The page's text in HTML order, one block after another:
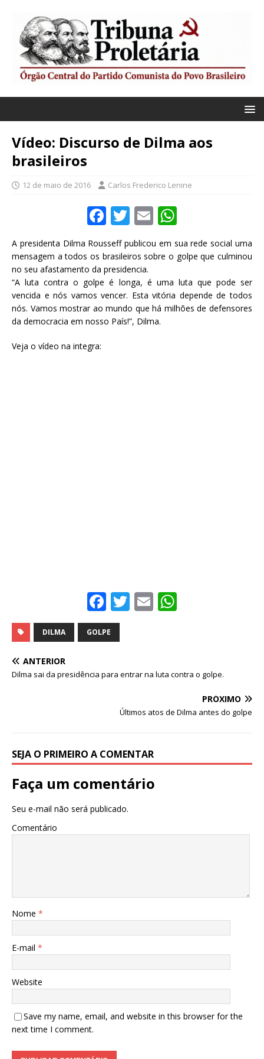
Vídeo: Discurso de Dilma aos
brasileiros
12 de maio de 2016 Carlos Frederico Lenine
F
a
c
e
b
o
o
T
w
it
te
r
E
m
ai at
A
p
A presidenta Dilma Rousseff publicou em sua rede social uma
mensagem a todos os brasileiros sobre o golpe que culminou
no seu afastamento da presidencia.
“A luta contra o golpe é longa, é uma luta que pode ser
vencida e nós vamos vencer. Esta vitória depende de todos
nós. Vamos mostrar ao mundo que há milhões de defensores
da democracia em nosso País!”, Dilma.
Veja o vídeo na integra:
F
a
c
b
o
T
w
r
E
m
A
p
DILMA GOLPE
ANTERIOR
Dilma sai da presidência para entrar na luta contra o golpe.
PRÓXIMO
Últimos atos de Dilma antes do golpe
SEJA O PRIMEIRO A COMENTAR
Faça um comentário
Seu e-mail não será publicado.
Comentário
Nome *
E-mail *
Website
Save my name, email, and website in this browser for the
next time I comment.